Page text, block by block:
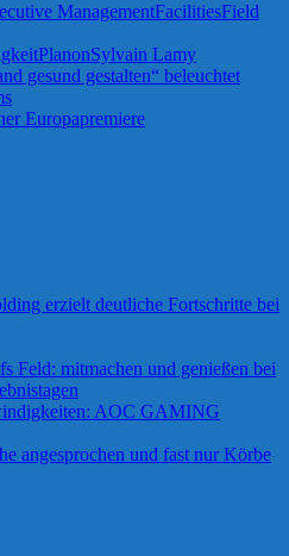
ManagementFacilitiesField
PlanonSylvain Lamy
gesund gestalten“ beleuchtet
Europapremiere
erzielt deutliche Fortschritte bei
Feld: mitmachen und genießen bei
AOC GAMING
angesprochen und fast nur Körbe